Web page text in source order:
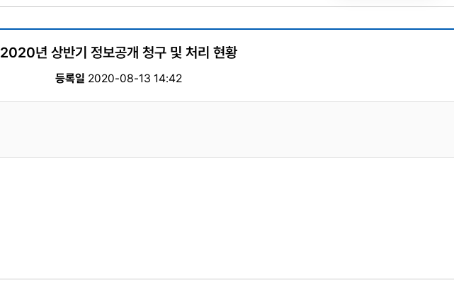
2020년 상반기 정보공개 청구 및 처리 현황
등록일 2020-08-13 14:42